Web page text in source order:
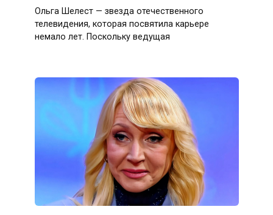
Ольга Шелест — звезда отечественного
телевидения, которая посвятила карьере
немало лет. Поскольку ведущая